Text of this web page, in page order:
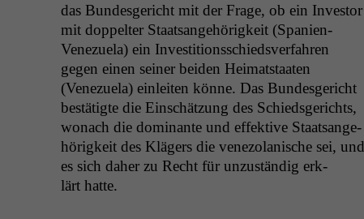
das Bun­des­gericht mit der Frage, ob ein Investor
mit dop­pel­ter Staat­sange­hörigkeit (Spanien-
Venezuela) ein Investi­tion­ss­chiedsver­fahren
gegen einen sein­er bei­den Heimat­staat­en
(Venezuela) ein­leit­en könne. Das Bun­des­gericht
bestätigte die Ein­schätzung des Schieds­gerichts,
wonach die dom­i­nante und effek­tive Staat­sange­
hörigkeit des Klägers die vene­zolanis­che sei, und
es sich daher zu Recht für unzuständig erk­
lärt hatte.